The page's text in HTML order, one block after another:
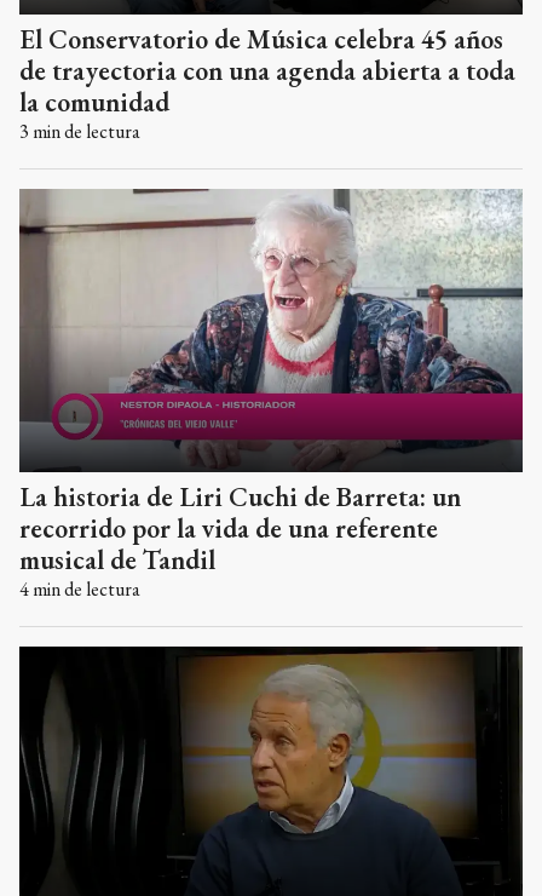
El Conservatorio de Música celebra 45 años
de trayectoria con una agenda abierta a toda
la comunidad
3 min de lectura
La historia de Liri Cuchi de Barreta: un
recorrido por la vida de una referente
musical de Tandil
4min de lectura